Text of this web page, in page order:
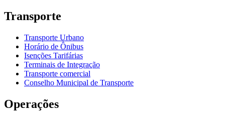
Transporte
Transporte Urbano
Horário de Ônibus
Isenções Tarifárias
Terminais de Integração
Transporte comercial
Conselho Municipal de Transporte
Operações